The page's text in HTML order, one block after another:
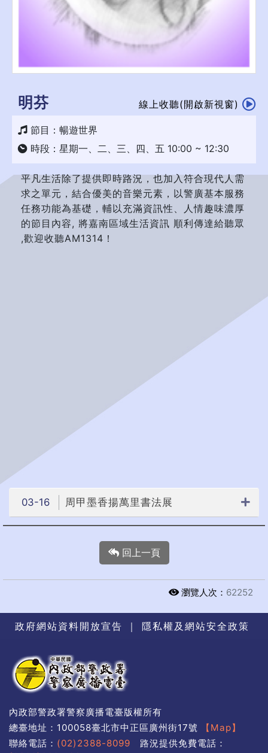
明芬 線上收聽(開啟新視窗)
節目：暢遊世界
時段：星期一、二、三、四、五 10:00 ~ 12:30
平凡生活除了提供即時路況，也加入符合現代人需
求之單元，結合優美的音樂元素，以警廣基本服務
任務功能為基礎，輔以充滿資訊性、人情趣味濃厚
的節目內容, 將嘉南區域生活資訊 順利傳達給聽眾
,歡迎收聽AM1314！
03-16 周甲墨香揚萬里書法展
回上一頁
瀏覽人次： 62252
政府網站資料開放宣告 ｜ 隱私權及網站安全政策
內政部警政署警察廣播電臺版權所有
總臺地址：100058臺北市中正區廣州街17號
【Map】
聯絡電話： (02)2388-8099 路況提供免費電話：